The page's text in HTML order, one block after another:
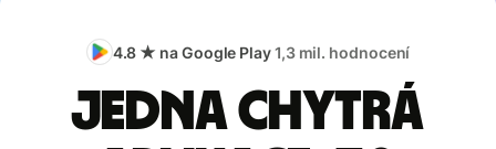
4.8 ★ na Google Play1,3 mil. hodnocení
Jedna chytrá